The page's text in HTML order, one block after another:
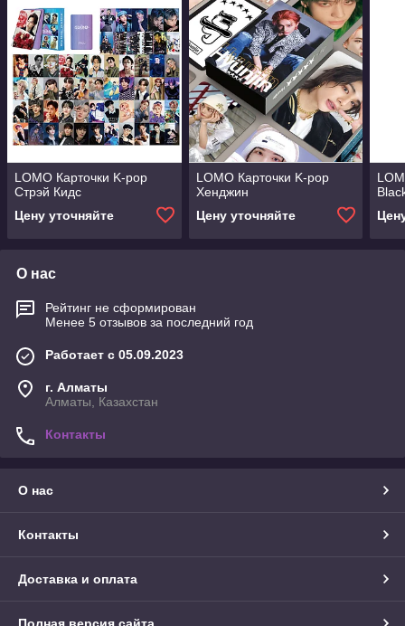
LOMO Карточки K-pop
Стрэй Кидс
Цену уточняйте
LOMO Карточки K-pop
Хенджин
Цену уточняйте
О нас
Рейтинг не сформирован
Менее 5 отзывов за последний год
Работает с 05.09.2023
г. Алматы
Алматы, Казахстан
Контакты
О нас
Контакты
Доставка и оплата